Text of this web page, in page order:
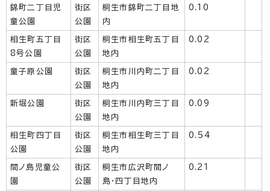
錦町二丁目児
童公園
街区
公園
桐生市錦町二丁目地
内
0.10
相生町五丁目
8号公園
街区
公園
桐生市相生町五丁目
地内
0.02
童子原公園
街区
公園
桐生市川内町二丁目
地内
0.02
新堀公園
街区
公園
桐生市川内町三丁目
地内
0.09
相生町四丁目
公園
街区
公園
桐生市相生町三丁目
地内
0.54
間ノ島児童公
園
街区
公園
桐生市広沢町間ノ
島・四丁目地内
0.21